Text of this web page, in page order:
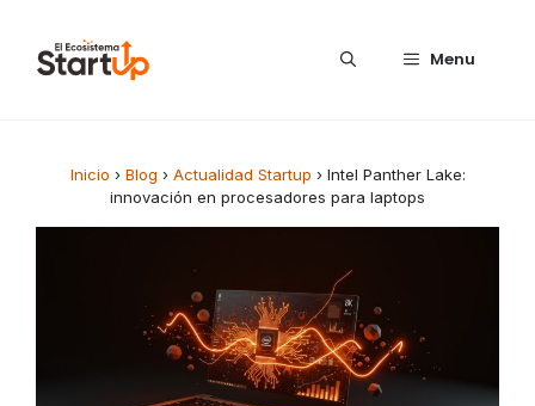
Menu
Inicio › Blog › Actualidad Startup › Intel Panther Lake:
innovación en procesadores para laptops